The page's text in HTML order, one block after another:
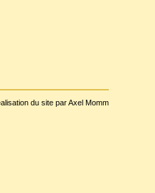
du site par Axel Momm